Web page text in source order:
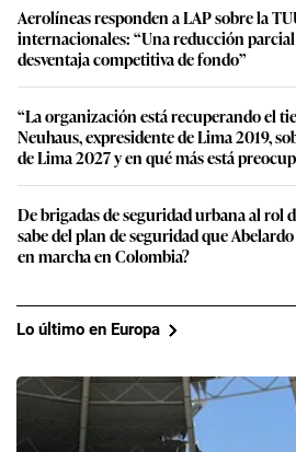
Aerolíneas responden a LAP sobre la
internacionales: “Una reducción
desventaja competitiva de fondo”
“La organización está recuperando el
Neuhaus, expresidente de Lima 2019,
de Lima 2027 y en qué más está
De brigadas de seguridad urbana al rol
sabe del plan de seguridad que
en marcha en Colombia?
Lo último en Europa